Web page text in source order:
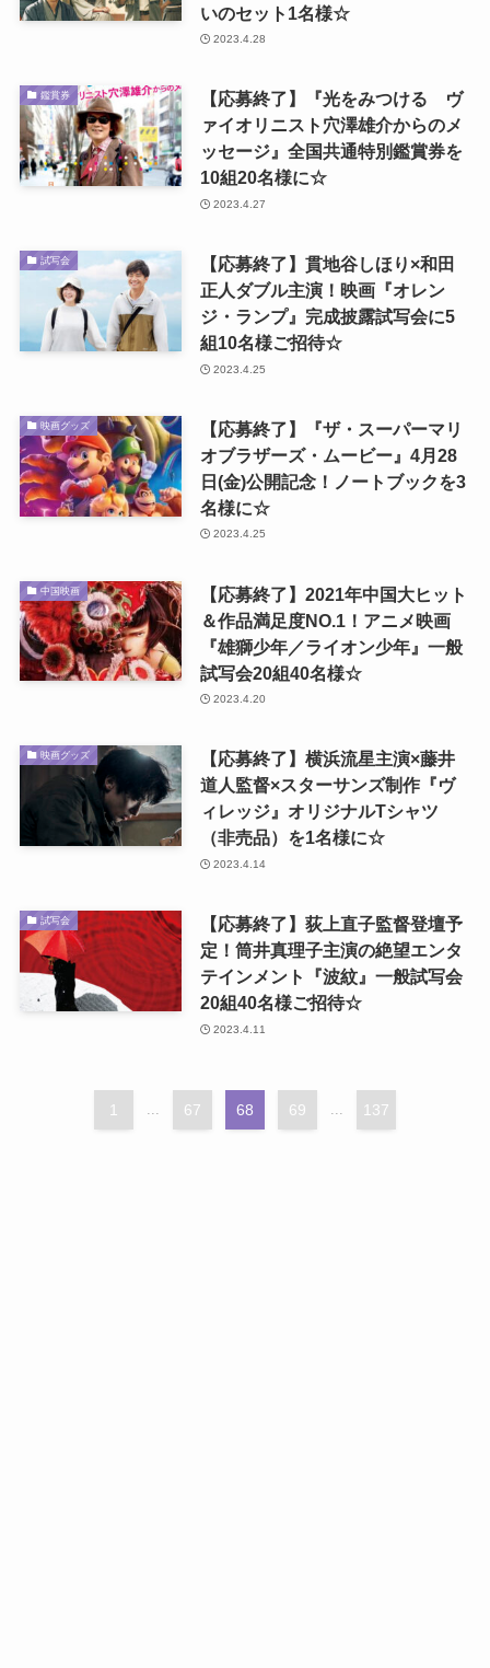
いのセット1名様☆
2023.4.28
鑑賞券
【応募終了】『光をみつける ヴ
ァイオリニスト穴澤雄介からのメ
ッセージ』全国共通特別鑑賞券を
10組20名様に☆
2023.4.27
試写会
【応募終了】貫地谷しほり×和田
正人ダブル主演！映画『オレン
ジ・ランプ』完成披露試写会に5
組10名様ご招待☆
2023.4.25
映画グッズ
【応募終了】『ザ・スーパーマリ
オブラザーズ・ムービー』4月28
日(金)公開記念！ノートブックを3
名様に☆
2023.4.25
中国映画
【応募終了】2021年中国大ヒット
＆作品満足度NO.1！アニメ映画
『雄獅少年／ライオン少年』一般
試写会20組40名様☆
2023.4.20
映画グッズ
【応募終了】横浜流星主演×藤井
道人監督×スターサンズ制作『ヴ
ィレッジ』オリジナルTシャツ
（非売品）を1名様に☆
2023.4.14
試写会
【応募終了】荻上直子監督登壇予
定！筒井真理子主演の絶望エンタ
テインメント『波紋』一般試写会
20組40名様ご招待☆
2023.4.11
1 67 68 69 137